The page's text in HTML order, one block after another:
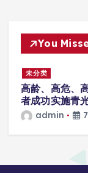
You
未分类
高龄、高危、
者成功实施青
admin